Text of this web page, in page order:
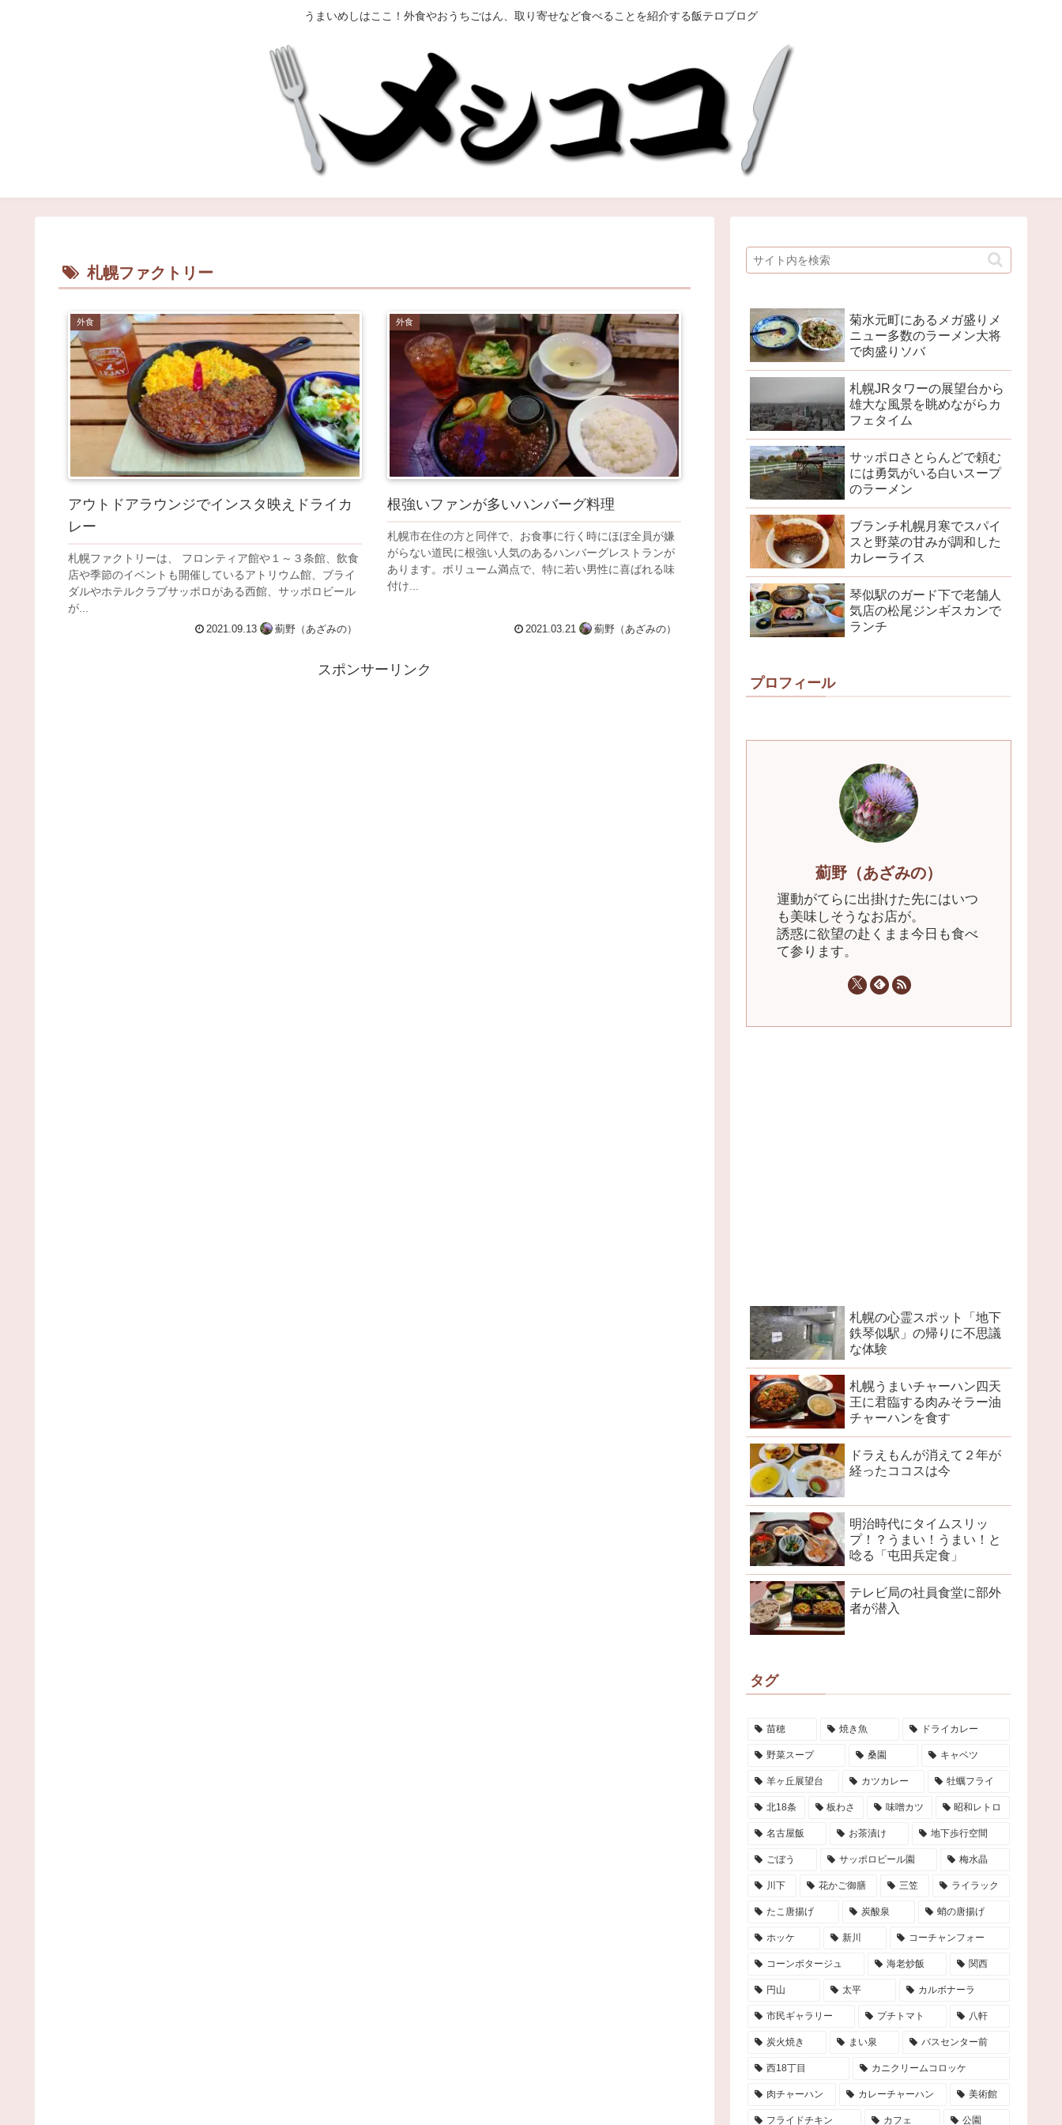
うまいめしはここ！外食やおうちごはん、取り寄せなど食べることを紹介する飯テロブログ
札幌ファクトリー
外食
アウトドアラウンジでインスタ映えドライカ
レー
札幌ファクトリーは、 フロンティア館や１～３条館、飲食
店や季節のイベントも開催しているアトリウム館、ブライ
ダルやホテルクラブサッポロがある西館、サッポロビール
が...
2021.09.13 薊野（あざみの）
外食
根強いファンが多いハンバーグ料理
札幌市在住の方と同伴で、お食事に行く時にほぼ全員が嫌
がらない道民に根強い人気のあるハンバーグレストランが
あります。ボリューム満点で、特に若い男性に喜ばれる味
付け...
2021.03.21 薊野（あざみの）
スポンサーリンク
菊水元町にあるメガ盛りメ
ニュー多数のラーメン大将
で肉盛りソバ
札幌JRタワーの展望台から
雄大な風景を眺めながらカ
フェタイム
サッポロさとらんどで頼む
には勇気がいる白いスープ
のラーメン
ブランチ札幌月寒でスパイ
スと野菜の甘みが調和した
カレーライス
琴似駅のガード下で老舗人
気店の松尾ジンギスカンで
ランチ
プロフィール
薊野（あざみの）
運動がてらに出掛けた先にはいつ
も美味しそうなお店が。
誘惑に欲望の赴くまま今日も食べ
て参ります。
札幌の心霊スポット「地下
鉄琴似駅」の帰りに不思議
な体験
札幌うまいチャーハン四天
王に君臨する肉みそラー油
チャーハンを食す
ドラえもんが消えて２年が
経ったココスは今
明治時代にタイムスリッ
プ！？うまい！うまい！と
唸る「屯田兵定食」
テレビ局の社員食堂に部外
者が潜入
タグ
苗穂 焼き魚 ドライカレー
野菜スープ 桑園 キャベツ
羊ヶ丘展望台 カツカレー 牡蠣フライ
北18条 板わさ 味噌カツ 昭和レトロ
名古屋飯 お茶漬け 地下歩行空間
ごぼう サッポロビール園 梅水晶
川下 花かご御膳 三笠 ライラック
たこ唐揚げ 炭酸泉 蛸の唐揚げ
ホッケ 新川 コーチャンフォー
コーンポタージュ 海老炒飯 関西
円山 太平 カルボナーラ
市民ギャラリー プチトマト 八軒
炭火焼き まい泉 バスセンター前
西18丁目 カニクリームコロッケ
肉チャーハン カレーチャーハン 美術館
フライドチキン カフェ 公園